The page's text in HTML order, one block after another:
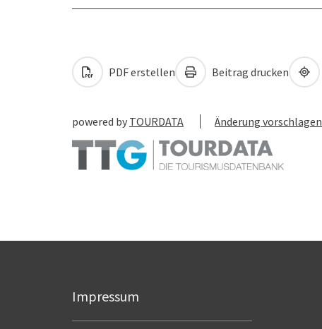
PDF erstellen Beitrag drucken
powered by TOURDATA Änderung vorschlagen
Impressum